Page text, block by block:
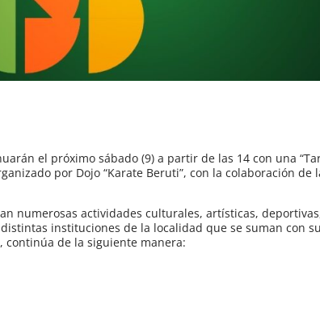
el próximo sábado (9) a partir de las 14 con una
por Dojo “Karate Beruti”, con la colaboración de
numerosas actividades culturales, artísticas,
instituciones de la localidad que se suman con
continúa de la siguiente manera: